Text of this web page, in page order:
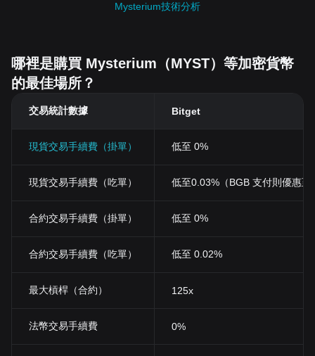
Mysterium技術分析
哪裡是購買 Mysterium（MYST）等加密貨幣
的最佳場所？
交易統計數據 Bitget
現貨交易手續費（掛單） 低至 0%
現貨交易手續費（吃單） 低至0.03%（BGB 支付則優惠至
合約交易手續費（掛單） 低至 0%
合約交易手續費（吃單） 低至 0.02%
最大槓桿（合約） 125x
法幣交易手續費 0%